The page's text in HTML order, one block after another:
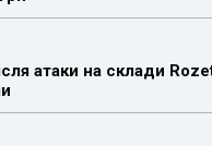
атаки на склади